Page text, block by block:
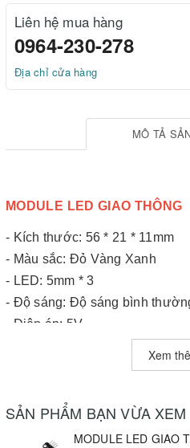
Liên hệ mua hàng
0964-230-278
Địa chỉ cửa hàng
MÔ TẢ
MODULE LED GIAO THÔNG
- Kích thước: 56 * 21 * 11mm
- Màu sắc: Đỏ Vàng Xanh
- LED: 5mm * 3
- Độ sáng: Độ sáng bình
- Điện áp: 5V
- Đấu nối điều khiển : Kathode
- Giao tiếp KIT : Arduino, Vi
Xem
SẢN PHẨM BẠN VỪA XEM
MODULE LED GIAO